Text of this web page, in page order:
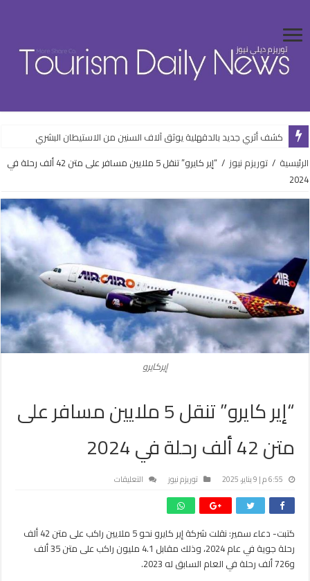
كشف أثري جديد بالدقهلية يوثق آلاف السنين من الاستيطان البشري
الرئيسية / توريزم نيوز /
“إير كايرو” تنقل 5 ملايين مسافر على متن 42 ألف رحلة في
2024
إيركايرو
“إير كايرو” تنقل 5 ملايين مسافر على
متن 42 ألف رحلة في 2024
6:55 م | 9 يناير، 2025 توريزم نيوز التعليقات
5
ملايين
كتبت- دعاء سمير: نقلت شركة إير كايرو نحو 5 ملايين راكب على متن 42 ألف
رحلة جوية في عام 2024، وذلك مقابل 4.1 مليون راكب على متن 35 ألف
و726 ألف رحلة في العام السابق له 2023.